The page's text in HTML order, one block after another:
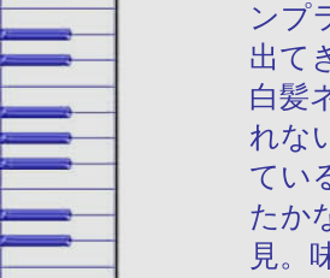
ンプ
出て
白髪
れな
てい
たか
見。